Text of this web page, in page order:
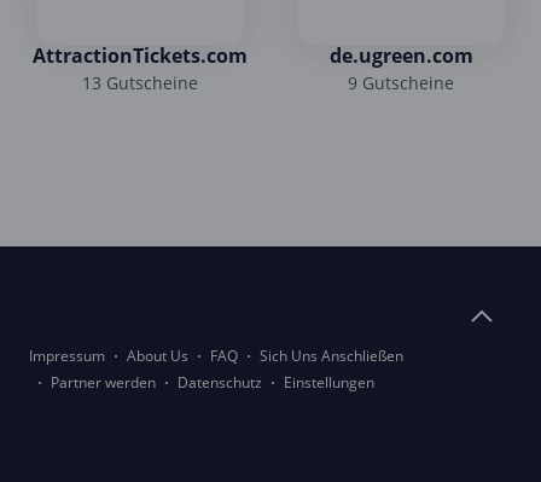
AttractionTickets.com
13 Gutscheine
de.ugreen.com
9 Gutscheine
Impressum About Us FAQ
Sich Uns Anschließen
Partner werden
Datenschutz Einstellungen